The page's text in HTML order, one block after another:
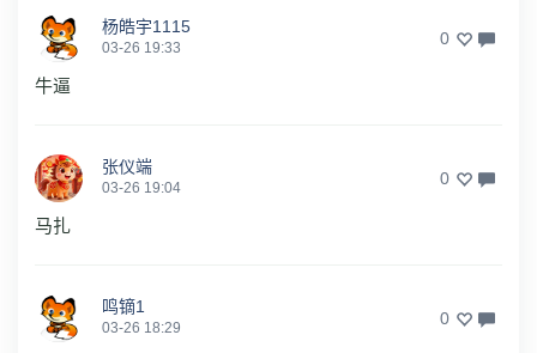
杨皓宇1115
03-26 19:33 0
牛逼
张仪端
03-26 19:04 0
马扎
鸣镝1
03-26 18:29 0